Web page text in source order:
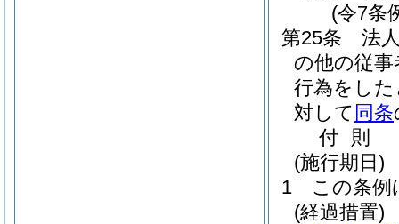
(令7条
第25条
法
の他の従
行為をし
対して 同条
付 則
(施行期日)
1
この条例
(経過措置)